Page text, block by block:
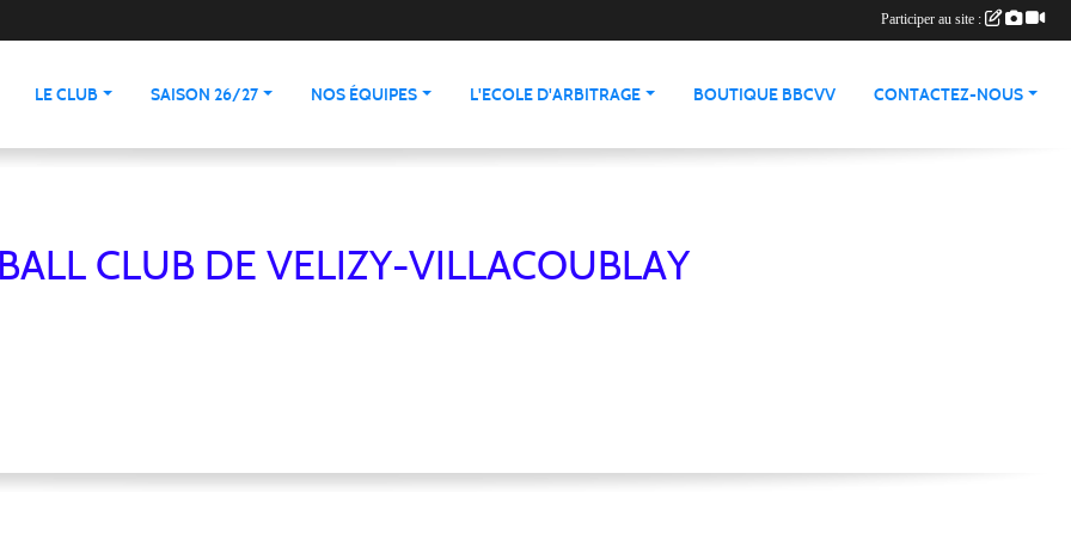
LE CLUB SAISON 26/27 NOS ÉQUIPES L'ECOLE D'ARBITRAGE BOUTIQUE BBCVV CONTACTEZ-NOUS
CLUB DE VELIZY-VILLACOUBLAY
Participer au site :